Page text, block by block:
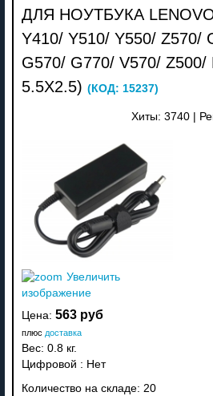
ДЛЯ НОУТБУКА LENOVO
Y410/ Y510/ Y550/ Z570/
G570/ G770/ V570/ Z500/
5.5X2.5) (КОД: 15237)
Хиты: 3740
Увеличить
изображение
Цена: 563 руб
плюс доставка
Вес: 0.8 кг.
Цифровой : Нет
Количество на складе: 20